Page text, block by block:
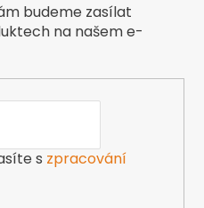
budeme zasílat
na našem e-
s zpracování